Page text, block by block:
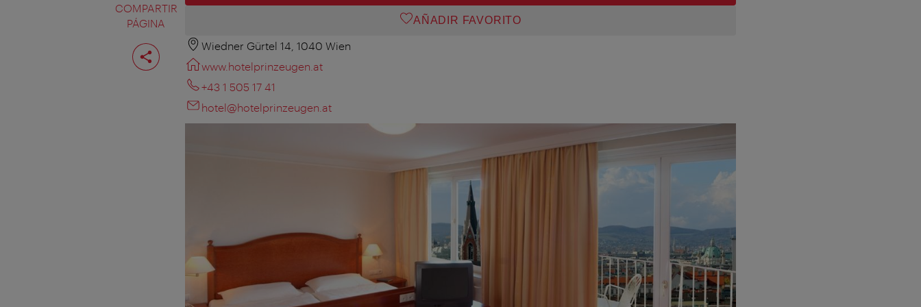
COMPARTIR
PÁGINA
Compartir
página
AÑADIR FAVORITO
Wiedner Gürtel 14, 1040 Wien
www.hotelprinzeugen.at
+43 1 505 17 41
hotel@hotelprinzeugen.at